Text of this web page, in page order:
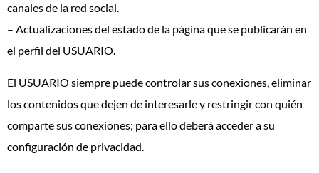
canales de la red social.
– Actualizaciones del estado de la página que se publicarán en
el perfil del USUARIO.
El USUARIO siempre puede controlar sus conexiones, eliminar
los contenidos que dejen de interesarle y restringir con quién
comparte sus conexiones; para ello deberá acceder a su
configuración de privacidad.